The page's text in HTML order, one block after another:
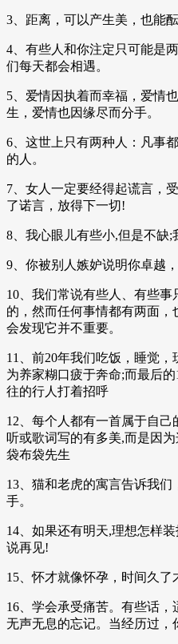
3、距离，可以产生美，也能酝
4、有些人和你注定只可能是
们每天都会相遇。
5、爱情因执着而幸福，爱情
生，爱情也因缘尽而分手。
6、这世上只有两种人：凡事
的人。
7、女人一定要经得起谎言，
了诺言，放得下一切!
8、我心眼儿有些小,但是不缺
9、你被别人嫉妒说明你卓越
10、我们常说有些人、有些
的，然而任何事情都有两面
会发现它并不重要。
11、前20年我们吃饭，睡觉
为养家糊口疲于奔命;而最后
往的行人打着招呼
12、每个人都有一首属于自
听或歌词写的有多美,而是因
袋布袋先生
13、猫和老虎的寓言告诉我
手。
14、如果还有明天,理想怎样
说再见!
15、怀才就像怀孕，时间久了
16、学会承受痛苦。有些话
无声无息的忘记。当经历过